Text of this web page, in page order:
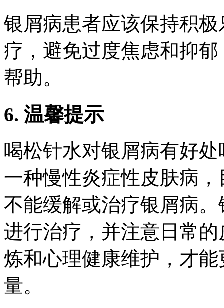
银屑病患者应该保持积
疗，避免过度焦虑和抑
帮助。
6. 温馨提示
喝松针水对银屑病有好
一种慢性炎症性皮肤病
不能缓解或治疗银屑病
进行治疗，并注意日常
炼和心理健康维护，才
量。